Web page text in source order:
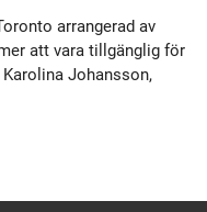
arrangerad av
att vara tillgänglig för
Johansson,